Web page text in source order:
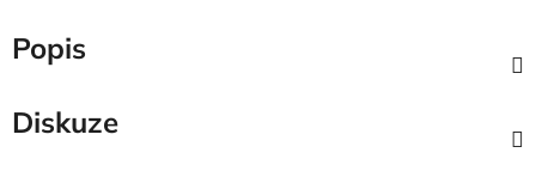
Popis
Diskuze